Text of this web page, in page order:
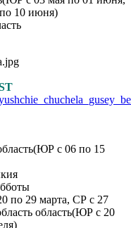
10 июня)
с 06 по 15
по 29 марта, СР с 27
область(ЮР с 20